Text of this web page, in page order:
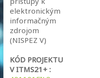
elektronickým
informačným
zdrojom
(NISPEZ V)
KÓD PROJEKTU
V ITMS21+ :